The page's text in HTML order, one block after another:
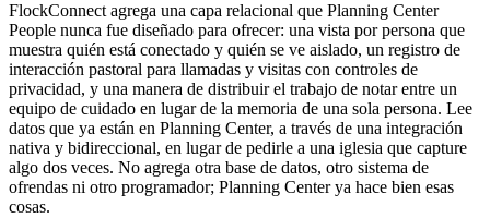
FlockConnect agrega una capa relacional que Planning Center
People nunca fue diseñado para ofrecer: una vista por persona que
muestra quién está conectado y quién se ve aislado, un registro de
interacción pastoral para llamadas y visitas con controles de
privacidad, y una manera de distribuir el trabajo de notar entre un
equipo de cuidado en lugar de la memoria de una sola persona. Lee
datos que ya están en Planning Center, a través de una integración
nativa y bidireccional, en lugar de pedirle a una iglesia que capture
algo dos veces. No agrega otra base de datos, otro sistema de
ofrendas ni otro programador; Planning Center ya hace bien esas
cosas.